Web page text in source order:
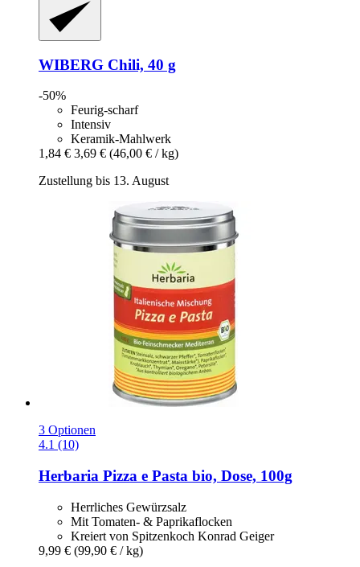
WIBERG Chili, 40 g
-50%
Feurig-scharf
Intensiv
Keramik-Mahlwerk
1,84 € 3,69 € (46,00 € / kg)
Zustellung bis 13. August
3 Optionen
4.1 (10)
Herbaria Pizza e Pasta bio, Dose, 100g
Herrliches Gewürzsalz
Mit Tomaten- & Paprikaflocken
Kreiert von Spitzenkoch Konrad Geiger
9,99 € (99,90 € / kg)